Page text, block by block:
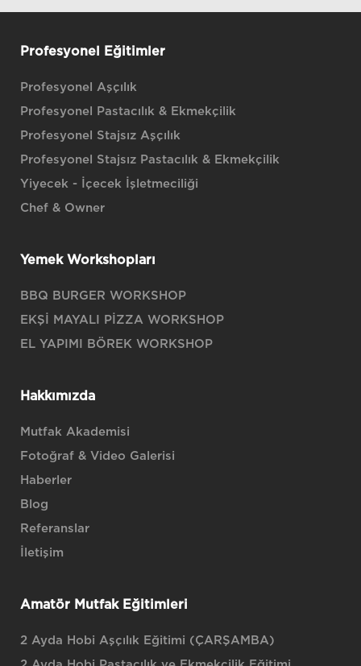
Profesyonel Eğitimler
Profesyonel Aşçılık
Profesyonel Pastacılık & Ekmekçilik
Profesyonel Stajsız Aşçılık
Profesyonel Stajsız Pastacılık & Ekmekçilik
Yiyecek - İçecek İşletmeciliği
Chef & Owner
Yemek Workshopları
BBQ BURGER WORKSHOP
EKŞİ MAYALI PİZZA WORKSHOP
EL YAPIMI BÖREK WORKSHOP
Hakkımızda
Mutfak Akademisi
Fotoğraf & Video Galerisi
Haberler
Blog
Referanslar
İletişim
Amatör Mutfak Eğitimleri
2 Ayda Hobi Aşçılık Eğitimi (ÇARŞAMBA)